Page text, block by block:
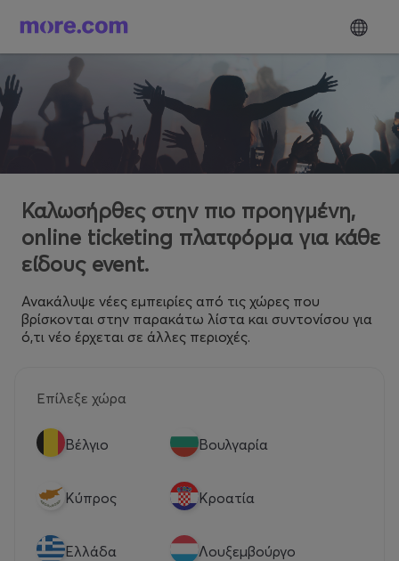
Καλωσήρθες στην πιο προηγμένη,
online ticketing πλατφόρμα για κάθε
είδους event.
Ανακάλυψε νέες εμπειρίες από τις χώρες που
βρίσκονται στην παρακάτω λίστα και συντονίσου για
ό,τι νέο έρχεται σε άλλες περιοχές.
Επίλεξε χώρα
Βέλγιο Βουλγαρία
Κύπρος Κροατία
Eλλάδα Λουξεμβούργο